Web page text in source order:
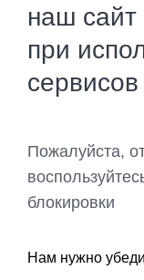
наш сайт
при
сервисов
Пожалуйста,
блокировки
Нам нужно